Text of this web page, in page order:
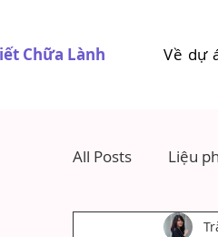
Chữa Lành Về dự
All Posts Liệu